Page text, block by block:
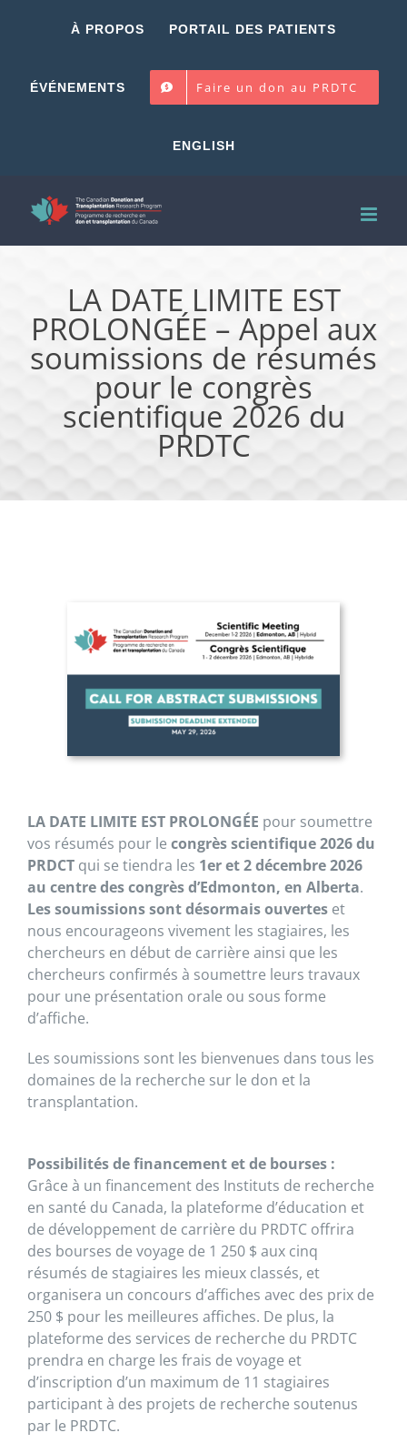
À PROPOS PORTAIL DES PATIENTS
ÉVÉNEMENTS Faire un don au PRDTC
ENGLISH
LA DATE LIMITE EST
PROLONGÉE – Appel aux
soumissions de résumés
pour le congrès
scientifique 2026 du
PRDTC
LA DATE LIMITE EST PROLONGÉE pour soumettre
vos résumés pour le congrès scientifique 2026du
PRDCTqui se tiendra les 1er et 2 décembre 2026
au centre des congrès d’Edmonton, en Alberta.
Les soumissions sont désormais ouverteset
nous encourageons vivement les stagiaires, les
chercheurs en début de carrière ainsi que les
chercheurs confirmés à soumettre leurs travaux
pour une présentation orale ou sous forme
d’affiche.
Les soumissions sont les bienvenues dans tous les
domaines de la recherche sur le don et la
transplantation.
Possibilités de financement et de bourses :
Grâce à un financement des Instituts de recherche
en santé du Canada, la plateforme d’éducation et
de développement de carrière du PRDTC offrira
des bourses de voyage de 1 250 $ aux cinq
résumés de stagiaires les mieux classés, et
organisera un concours d’affiches avec des prix de
250 $ pour les meilleures affiches. De plus, la
plateforme des services de recherche du PRDTC
prendra en charge les frais de voyage et
d’inscription d’un maximum de 11 stagiaires
participant à des projets de recherche soutenus
par le PRDTC.